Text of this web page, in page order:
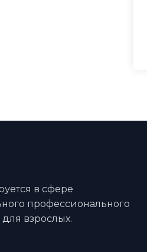
в сфере
профессионального
взрослых.